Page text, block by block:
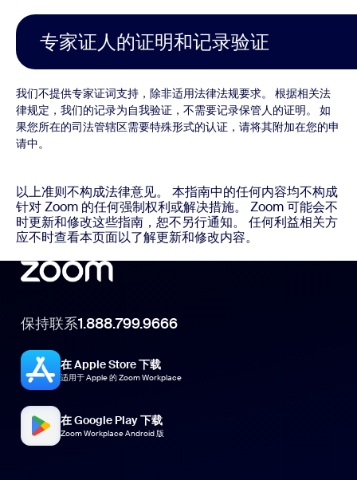
专家证人的证明和记录验证
我们不提供专家证词支持，除非适用法律法规要求。 根据相关法
律规定，我们的记录为自我验证，不需要记录保管人的证明。 如
果您所在的司法管辖区需要特殊形式的认证，请将其附加在您的申
请中。
以上准则不构成法律意见。 本指南中的任何内容均不构成
针对 Zoom 的任何强制权利或解决措施。 Zoom 可能会不
时更新和修改这些指南，恕不另行通知。 任何利益相关方
应不时查看本页面以了解更新和修改内容。
保持联系1.888.799.9666
在 Apple Store 下载
适用于 Apple 的 Zoom Workplace
在 Google Play 下载
Zoom Workplace Android 版